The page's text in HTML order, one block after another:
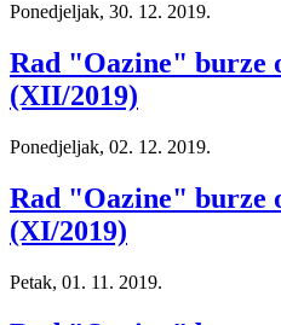
Ponedjeljak, 30. 12. 2019.
Rad "Oazine" burze
(XII/2019)
Ponedjeljak, 02. 12. 2019.
Rad "Oazine" burze
(XI/2019)
Petak, 01. 11. 2019.